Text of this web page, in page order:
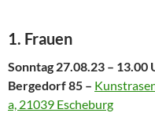
1. Frauen
Sonntag 27.08.23 – 13.00
Bergedorf 85 –
a, 21039 Escheburg